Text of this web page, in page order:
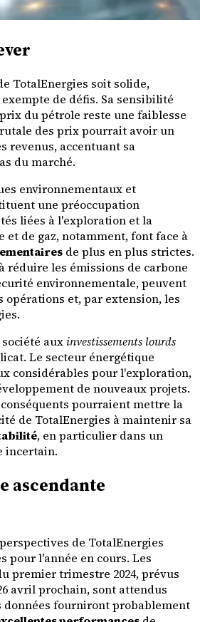
TotalEnergies soit solide,
de défis. Sa sensibilité
du pétrole reste une faiblesse
des prix pourrait avoir un
revenus, accentuant sa
du marché.
environnementaux et
une préoccupation
liées à l'exploration et la
de gaz, notamment, font face à
de plus en plus strictes.
réduire les émissions de carbone
environnementale, peuvent
opérations et, par extension, les
aux investissements lourds
Le secteur énergétique
considérables pour l'exploration,
de nouveaux projets.
pourraient mettre la
de TotalEnergies à maintenir sa
, en particulier dans un
incertain.
ascendante
de TotalEnergies
pour l'année en cours. Les
premier trimestre 2024, prévus
avril prochain, sont attendus
données fourniront probablement